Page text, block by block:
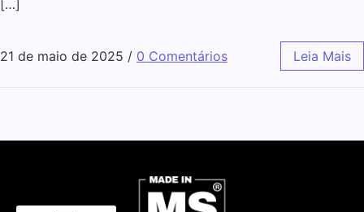
[…]
21 de maio de 2025 / 0 Comentários Leia Mais